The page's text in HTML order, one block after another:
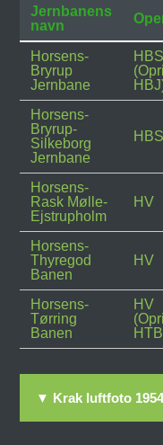
Jernbanens
navn
Horsens-
Bryrup
Jernbane
HBS
Horsens-
Bryrup-
Silkeborg
Jernbane
HBS
Horsens-
Rask Mølle-
Ejstrupholm
HV
Horsens-
Thyregod
Banen
HV
Horsens-
Tørring
Banen
HV
▼ Krak luftfoto